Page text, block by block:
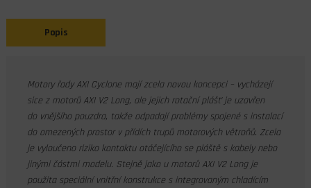
Popis
Motory řady AXI Cyclone mají zcela novou koncepci – vycházejí
sice z motorů AXI V2 Long, ale jejich rotační plášť je uzavřen
do vnějšího pouzdra, takže odpadají problémy spojené s instalací
do omezených prostor v přídích trupů motorových větroňů. Zcela
je vyloučeno riziko kontaktu otáčejícího se pláště s kabely nebo
jinými částmi modelu. Stejně jako u motorů AXI V2 Long je
použita speciální vnitřní konstrukce s integrovaným chladícím